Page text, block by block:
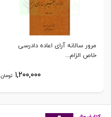
مرور سالانه آرای اعاده دادرسی
خاص الزام...
۱,۲۰۰,۰۰۰ تومان